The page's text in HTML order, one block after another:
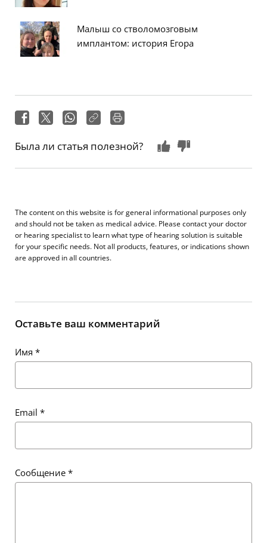
Малыш со стволомозговым
имплантом: история Егора
Была ли статья полезной?
The content on this website is for general informational purposes only
and should not be taken as medical advice. Please contact your doctor
or hearing specialist to learn what type of hearing solution is suitable
for your specific needs. Not all products, features, or indications shown
are approved in all countries.
Оставьте ваш комментарий
Имя *
Email *
Сообщение *